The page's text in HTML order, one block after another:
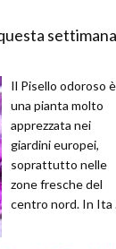
settimana
Il Pisello odoroso è
una pianta molto
apprezzata nei
giardini europei,
soprattutto nelle
zone fresche del
centro nord. In Ita